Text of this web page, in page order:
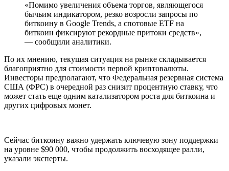
«Помимо увеличения объема торгов, являющегося
бычьим индикатором, резко возросли запросы по
биткоину в Google Trends, а спотовые ETF на
биткоин фиксируют рекордные притоки средств»,
— сообщили аналитики.
По их мнению, текущая ситуация на рынке складывается
благоприятно для стоимости первой криптовалюты.
Инвесторы предполагают, что Федеральная резервная система
США (ФРС) в очередной раз снизит процентную ставку, что
может стать еще одним катализатором роста для биткоина и
других цифровых монет.
Сейчас биткоину важно удержать ключевую зону поддержки
на уровне $90 000, чтобы продолжить восходящее ралли,
указали эксперты.